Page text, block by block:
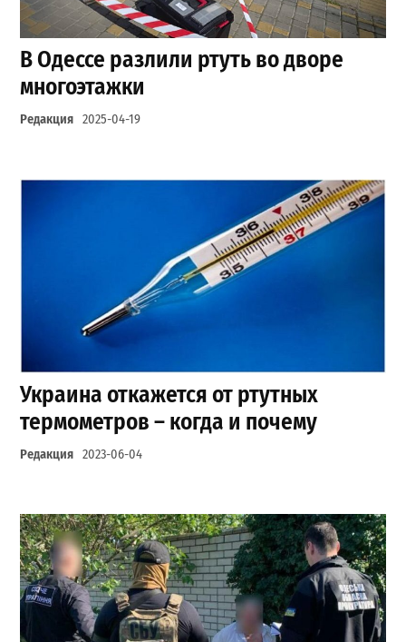
В Одессе разлили ртуть во дворе
многоэтажки
Редакция 2025-04-19
Украина откажется от ртутных
термометров – когда и почему
Редакция 2023-06-04